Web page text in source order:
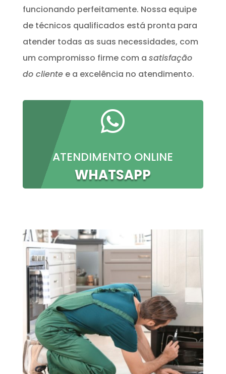
funcionando perfeitamente. Nossa equipe
de técnicos qualificados está pronta para
atender todas as suas necessidades, com
um compromisso firme com a satisfação
do clientee a excelência no atendimento.

ATENDIMENTO ONLINE
WHATSAPP